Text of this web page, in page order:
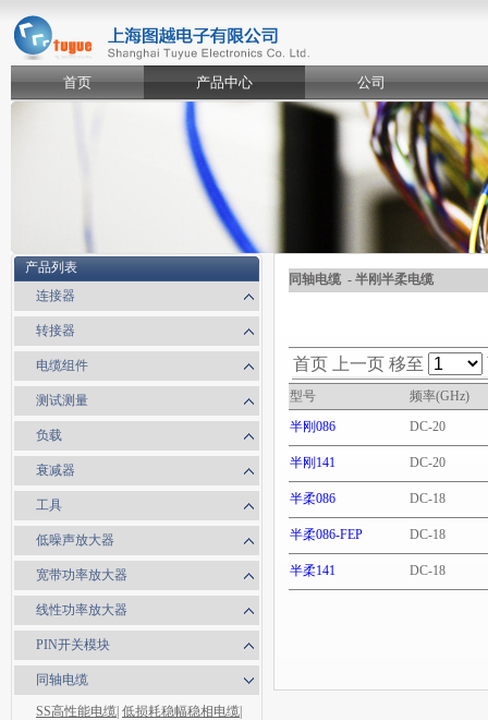
首页 产品中心 公司
产品列表
连接器
转接器
电缆组件
测试测量
负载
衰减器
工具
低噪声放大器
宽带功率放大器
线性功率放大器
PIN开关模块
同轴电缆
SS高性能电缆| 低损耗稳幅稳相电缆|
同轴电缆 - 半刚半柔电缆
首页 上一页 移至
型号
频率(GHz)
半刚086
DC-20
半刚141 DC-20
半柔086 DC-18
半柔086-FEP DC-18
半柔141 DC-18